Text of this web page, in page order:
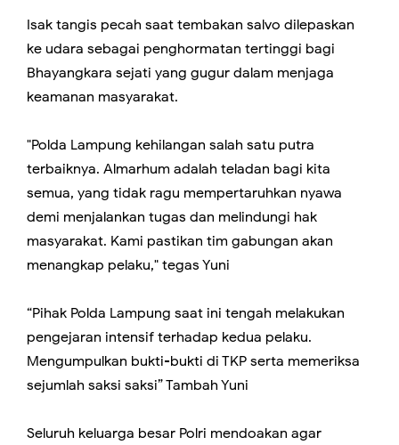
Isak tangis pecah saat tembakan salvo dilepaskan
ke udara sebagai penghormatan tertinggi bagi
Bhayangkara sejati yang gugur dalam menjaga
keamanan masyarakat.
"Polda Lampung kehilangan salah satu putra
terbaiknya. Almarhum adalah teladan bagi kita
semua, yang tidak ragu mempertaruhkan nyawa
demi menjalankan tugas dan melindungi hak
masyarakat. Kami pastikan tim gabungan akan
menangkap pelaku," tegas Yuni
“Pihak Polda Lampung saat ini tengah melakukan
pengejaran intensif terhadap kedua pelaku.
Mengumpulkan bukti-bukti di TKP serta memeriksa
sejumlah saksi saksi” Tambah Yuni
Seluruh keluarga besar Polri mendoakan agar